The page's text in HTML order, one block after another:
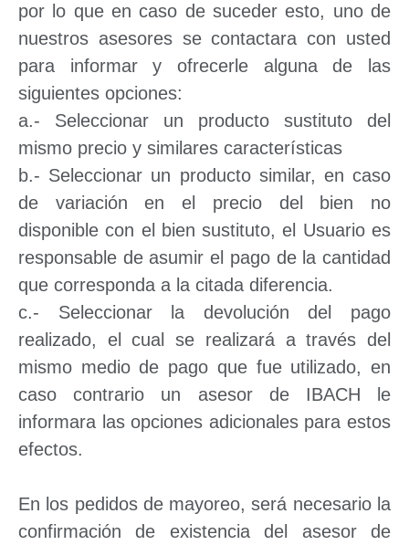
por lo que en caso de suceder esto, uno de
nuestros asesores se contactara con usted
para informar y ofrecerle alguna de las
siguientes opciones:
a.- Seleccionar un producto sustituto del
mismo precio y similares características
b.- Seleccionar un producto similar, en caso
de variación en el precio del bien no
disponible con el bien sustituto, el Usuario es
responsable de asumir el pago de la cantidad
que corresponda a la citada diferencia.
c.- Seleccionar la devolución del pago
realizado, el cual se realizará a través del
mismo medio de pago que fue utilizado, en
caso contrario un asesor de IBACH le
informara las opciones adicionales para estos
efectos.
En los pedidos de mayoreo, será necesario la
confirmación de existencia del asesor de